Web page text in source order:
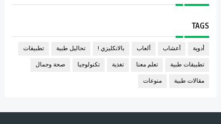
TAGS
أدوية أعشاب ألعاب بالانكليزي ! تحاليل طبية تطبيقات
تطبيقات طبية تعلم معنا تغذية تكنولوجيا صحة وجمال
مقالات طبية منوعات